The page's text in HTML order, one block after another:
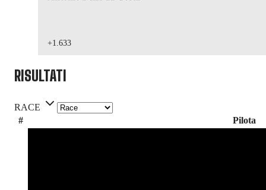
+1.633
RISULTATI
RACE
#
Pilota